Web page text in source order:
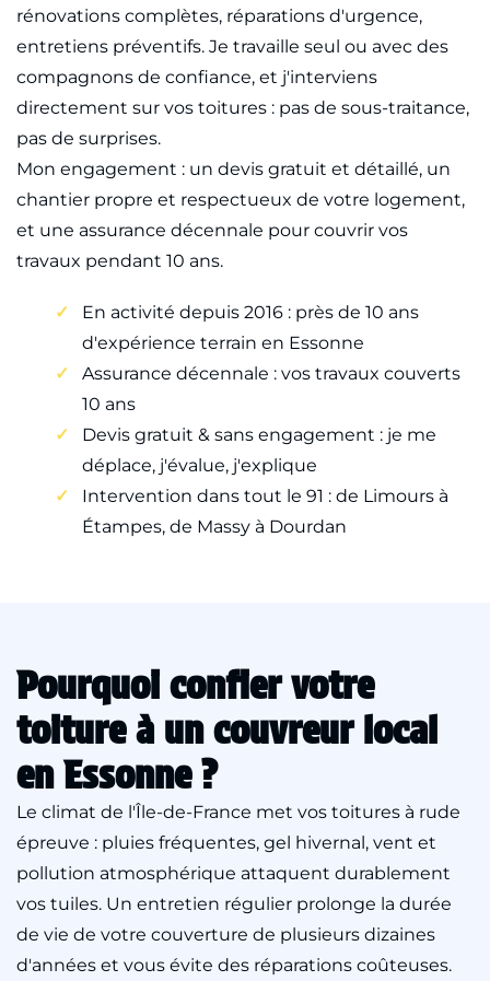
rénovations complètes, réparations d'urgence,
entretiens préventifs. Je travaille seul ou avec des
compagnons de confiance, et j'interviens
directement sur vos toitures : pas de sous-traitance,
pas de surprises.
Mon engagement : un devis gratuit et détaillé, un
chantier propre et respectueux de votre logement,
et une assurance décennale pour couvrir vos
travaux pendant 10 ans.
En activité depuis 2016 : près de 10 ans
d'expérience terrain en Essonne
Assurance décennale : vos travaux couverts
10 ans
Devis gratuit & sans engagement : je me
déplace, j'évalue, j'explique
Intervention dans tout le 91 : de Limours à
Étampes, de Massy à Dourdan
Pourquoi confier votre
toiture à un couvreur local
en Essonne ?
Le climat de l'Île-de-France met vos toitures à rude
épreuve : pluies fréquentes, gel hivernal, vent et
pollution atmosphérique attaquent durablement
vos tuiles. Un entretien régulier prolonge la durée
de vie de votre couverture de plusieurs dizaines
d'années et vous évite des réparations coûteuses.